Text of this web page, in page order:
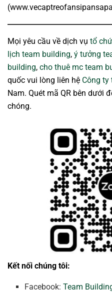
Mọi yêu cầu về dịch vụ tổ
lịch team building, ý tưởng
building, cho thuê mc team
quốc vui lòng liên hệ Công
Nam. Quét mã QR bên dưới
chóng.
Kết nối chúng tôi:
Facebook:Team